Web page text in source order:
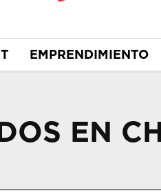
EMPRENDIMIENTO
EN